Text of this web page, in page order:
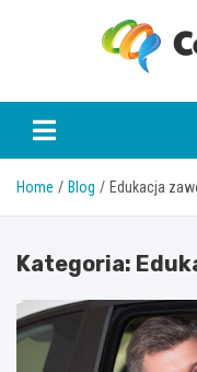
Home Blog Edukacja
Kategoria: